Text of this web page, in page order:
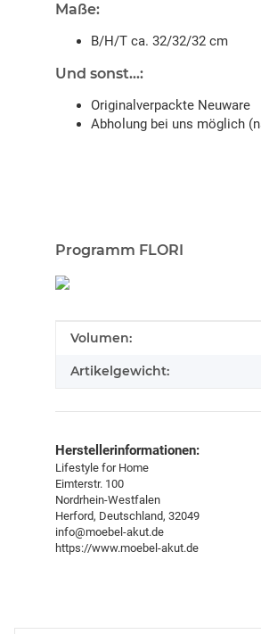
Maße:
B/H/T ca. 32/32/32 cm
Und sonst...:
Originalverpackte Neuware
Abholung bei uns möglich
Programm FLORI
Produkteigenschaft
Wert
Volumen:
Artikelgewicht:
Herstellerinformationen:
Lifestyle for Home
Eimterstr. 100
Nordrhein-Westfalen
Herford, Deutschland, 32049
info@moebel-akut.de
https://www.moebel-akut.de